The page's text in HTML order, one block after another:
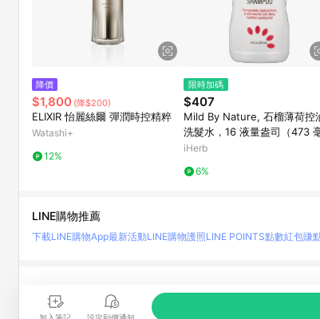
降價
$1,800 (降$200)
ELIXIR 怡麗絲爾 彈潤時控精粹
Watashi+
12%
限時加碼
$407
Mild By Nature, 石榴薄荷控
洗髮水，16 液量盎司（473
升）
iHerb
6%
LINE購物推薦
下載LINE購物App最新活動LINE購物護照LINE POINTS點數紅包賺
LINE 購物是匯集購物情報與商品資訊的整合性平台，並依購物情
時間差，請務必點擊商品至各合作網路商家，確認現售價與購物條